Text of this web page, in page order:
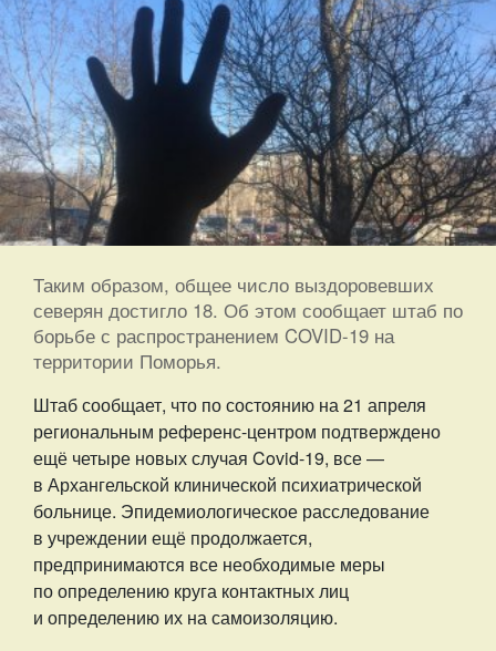
Таким образом, общее число выздоровевших
северян достигло 18. Об этом сообщает штаб по
борьбе с распространением COVID-19 на
территории Поморья.
Штаб сообщает, что по состоянию на 21 апреля
региональным референс-центром подтверждено
ещё четыре новых случая Covid-19, все —
в Архангельской клинической психиатрической
больнице. Эпидемиологическое расследование
в учреждении ещё продолжается,
предпринимаются все необходимые меры
по определению круга контактных лиц
и определению их на самоизоляцию.